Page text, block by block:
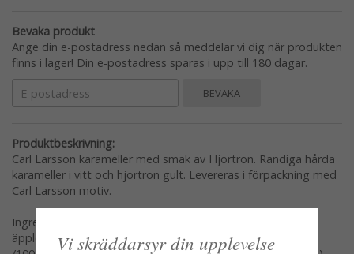
Bevaka produkt
Ange din e-postadress nedan så meddelar vi dig när produkten
finns i lager! Din e-postadress sparas i upp till 180 dagar.
BEVAKA
Produktbeskrivning:
Carl Larsson karameller med smak av Hjortron. Randiga hårda
karameller i vitt och hjortron gult. Levereras i förpackning med
Carl Larsson motiv.
Ingredienser: socker, glykossirap, surhetreglerande medel:
äpplesyra, aromer, färgämnen: (E120,E160a) Näringsvärde
Vi skräddarsyr din upplevelse